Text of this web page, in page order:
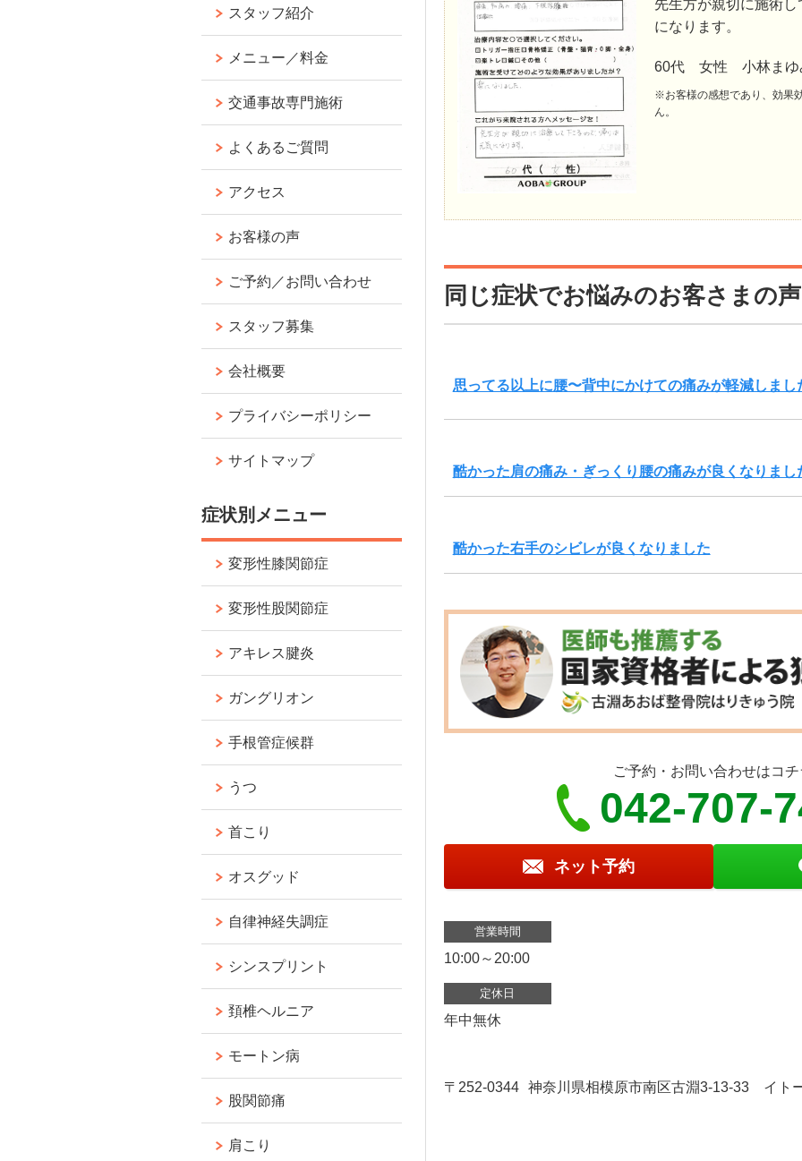
先生方が親切に施術
になります。
60代 女性 小林まゆ
※お客様の感想であり、効果
ん。
同じ症状でお悩みのお客さまの声
思ってる以上に腰〜背中にかけての痛みが軽減しまし
酷かった肩の痛み・ぎっくり腰の痛みが良くなりまし
酷かった右手のシビレが良くなりました
ご予約・お問い合わせはコ
042-707-
ネット予約
営業時間
10:00～20:00
定休日
年中無休
〒252-0344 神奈川県相模原市南区古淵3-13-33 イト
スタッフ紹介
メニュー／料金
交通事故専門施術
よくあるご質問
アクセス
お客様の声
ご予約／お問い合わせ
スタッフ募集
会社概要
プライバシーポリシー
サイトマップ
症状別メニュー
変形性膝関節症
変形性股関節症
アキレス腱炎
ガングリオン
手根管症候群
うつ
首こり
オスグッド
自律神経失調症
シンスプリント
頚椎ヘルニア
モートン病
股関節痛
肩こり